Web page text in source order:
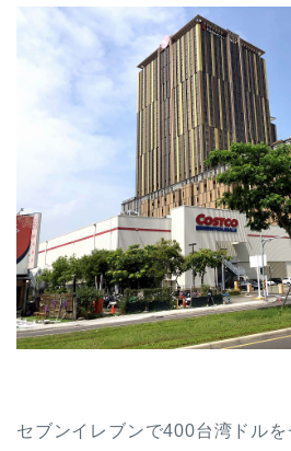
セブンイレブンで400台湾ドル